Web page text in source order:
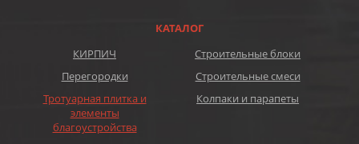
КАТАЛОГ
КИРПИЧ
Строительные блоки
Перегородки
Строительные смеси
Тротуарная плитка и
элементы
благоустройства
Колпаки и парапеты